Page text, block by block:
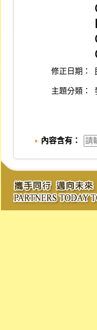
修正日期：
主題分類：
內容含有：